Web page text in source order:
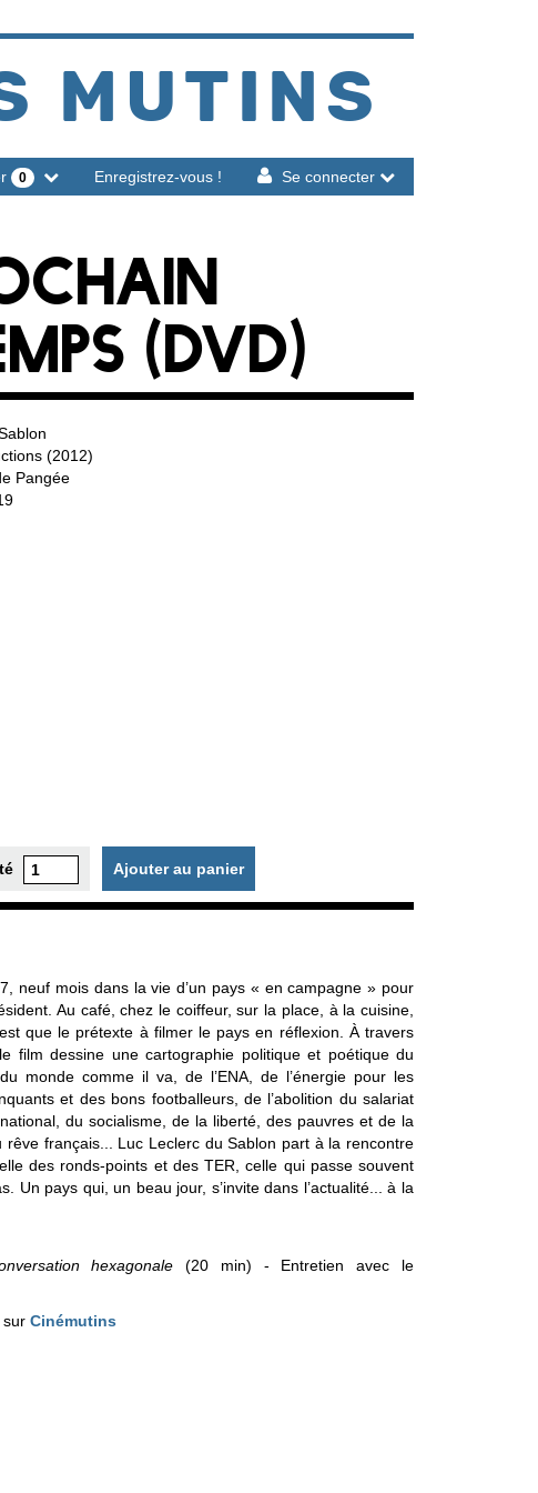
MUTINS
Enregistrez-vous ! Se connecter
0
(DVD)
(2012)
Pangée
Ajouter au panier
neuf mois dans la vie d’un pays « en campagne » pour
Au café, chez le coiffeur, sur la place, à la cuisine,
que le prétexte à filmer le pays en réflexion. À travers
film dessine une cartographie politique et poétique du
monde comme il va, de l’ENA, de l’énergie pour les
et des bons footballeurs, de l’abolition du salariat
du socialisme, de la liberté, des pauvres et de la
rêve français... Luc Leclerc du Sablon part à la rencontre
des ronds-points et des TER, celle qui passe souvent
Un pays qui, un beau jour, s’invite dans l’actualité... à la
hexagonale (20 min) - Entretien avec le
sur Cinémutins